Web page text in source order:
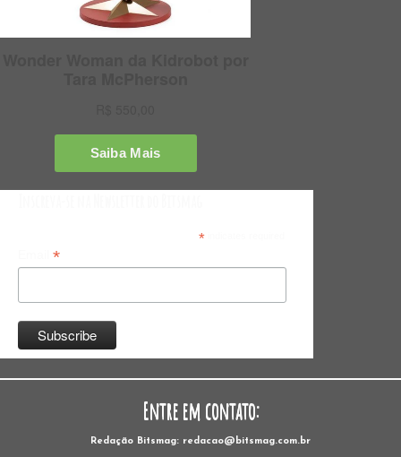
*indicates required
*
Entre em contato:
Redação Bitsmag: redacao@bitsmag.com.br